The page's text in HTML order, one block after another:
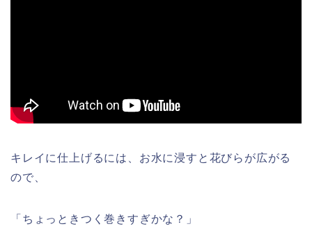
キレイに仕上げるには、お水に浸すと花びらが広がる
ので、
「ちょっときつく巻きすぎかな？」